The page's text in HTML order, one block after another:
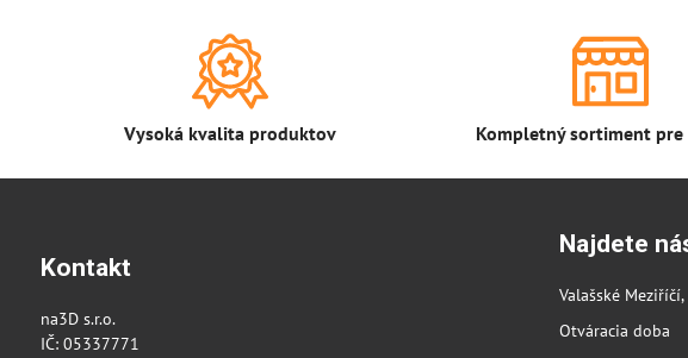
Vysoká kvalita produktov Kompletný sortiment pre
Kontakt
na3D s.r.o.
IČ: 05337771
Najdete
Valašské
Otváracia doba